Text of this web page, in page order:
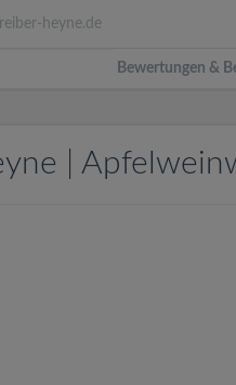
heyne.de
Bewertungen &
|